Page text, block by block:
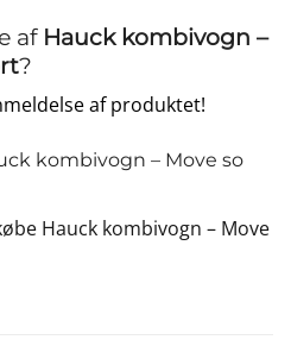
af Hauck kombivogn –
?
af produktet!
kombivogn – Move so
Hauck kombivogn – Move